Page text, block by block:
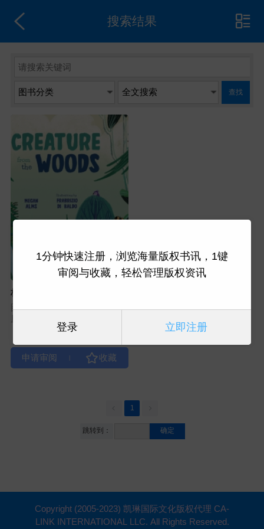
搜索结果
查找
林中生灵
图书类型：绘本
1
跳转到： 确定
Copyright (2005-2023) 凯琳国际文化版权代理 CA-
LINK INTERNATIONAL LLC. All Rights Reserved.
1分钟快速注册，浏览海量版权书讯，1键
审阅与收藏，轻松管理版权资讯
登录 立即注册